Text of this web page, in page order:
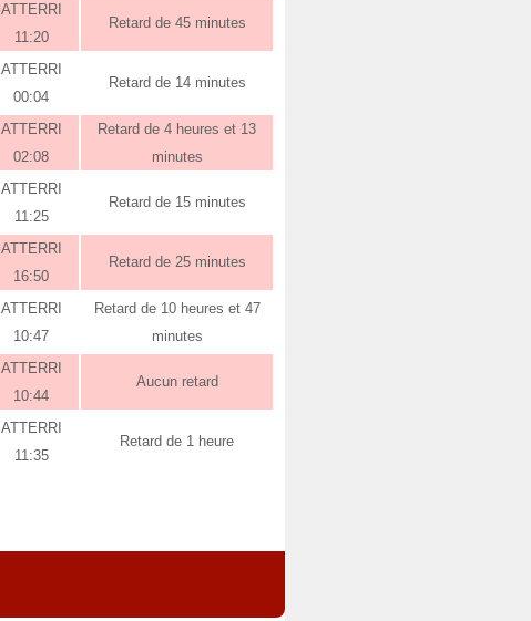
ATTERRI
11:20
Retard de 45 minutes
ATTERRI
00:04
Retard de 14 minutes
ATTERRI
02:08
Retard de 4 heures et 13
minutes
ATTERRI
11:25
Retard de 15 minutes
ATTERRI
16:50
Retard de 25 minutes
ATTERRI
10:47
Retard de 10 heures et 47
minutes
ATTERRI
10:44
Aucun retard
ATTERRI
11:35
Retard de 1 heure